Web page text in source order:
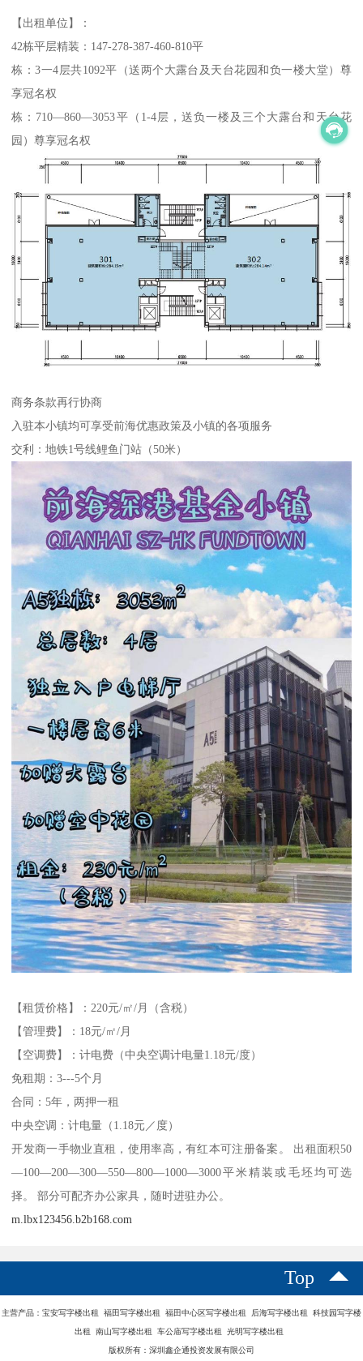
【出租单位】：
42栋平层精装：147-278-387-460-810平
栋：3一4层共1092平（送两个大露台及天台花园和负一楼大堂）尊
享冠名权
栋：710—860—3053平（1-4层，送负一楼及三个大露台和天台花
园）尊享冠名权
商务条款再行协商
入驻本小镇均可享受前海优惠政策及小镇的各项服务
交利：地铁1号线鲤鱼门站（50米）
【租赁价格】：220元/㎡/月（含税）
【管理费】：18元/㎡/月
【空调费】：计电费（中央空调计电量1.18元/度）
免租期：3---5个月
合同：5年，两押一租
中央空调：计电量（1.18元／度）
开发商一手物业直租，使用率高，有红本可注册备案。 出租面积50
—100—200—300—550—800—1000—3000平米精装或毛坯均可选
择。 部分可配齐办公家具，随时进驻办公。
m.lbx123456.b2b168.com
Top
主营产品：宝安写字楼出租 福田写字楼出租 福田中心区写字楼出租 后海写字楼出租 科技园写字楼
出租 南山写字楼出租 车公庙写字楼出租 光明写字楼出租
版权所有：深圳鑫企通投资发展有限公司